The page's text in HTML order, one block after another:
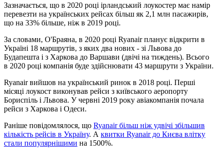
Зазначається, що в 2020 році ірландський лоукостер має намір
перевезти на українських рейсах більш як 2,1 млн пасажирів,
що на 33% більше, ніж в 2019 році.
За словами, О'Браяна, в 2020 році Ryanair планує відкрити в
Україні 18 маршрутів, з яких два нових - зі Львова до
Будапешта і з Харкова до Варшави (двічі на тиждень). Всього
в 2020 році компанія буде здійснювати 43 маршрути з України.
Ryanair вийшов на український ринок в 2018 році. Перші
місяці лоукост виконував рейси з київського аеропорту
Бориспіль і Львова. У червні 2019 року авіакомпанія почала
рейси з Харкова і Одеси.
Раніше повідомлялося, що Ryanair більш ніж удвічі збільшив
кількість рейсів в Україну. А квитки Ryanair до Києва влітку
стали популярнішими на 1500%.